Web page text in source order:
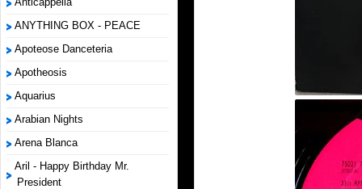
ANYTHING BOX - PEACE
Apoteose Danceteria
Apotheosis
Aquarius
Arabian Nights
Arena Blanca
Aril - Happy Birthday Mr.
President